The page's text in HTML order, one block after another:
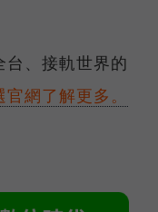
、接軌世界的
網了解更多。